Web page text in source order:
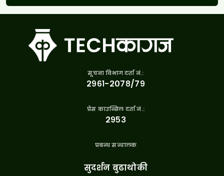
सूचना विभाग दर्ता नं.:
२९६१-२०७८/७९
प्रेस काउन्सिल दर्ता नं.:
२९५३
प्रबन्ध सन्चालक
सुदर्शन बुढाथोकी